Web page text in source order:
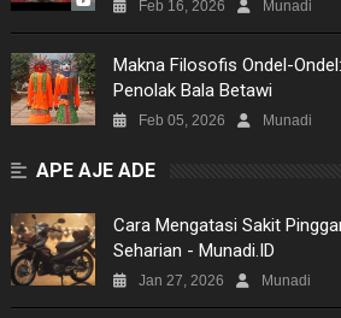
Feb 16, 2026 Munadi
Makna Filosofis Ondel-
Penolak Bala Betawi
Feb 05, 2026 Munadi
APE AJE ADE
Cara Mengatasi Sakit
Seharian - Munadi.ID
Jan 27, 2026 Munadi